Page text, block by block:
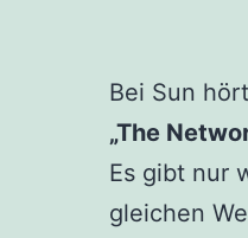
Bei Sun
„The
Es gibt nur
gleichen